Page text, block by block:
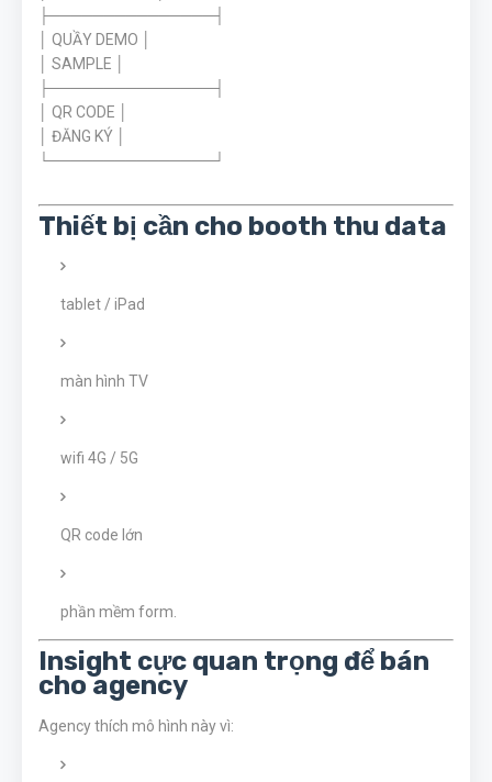
├───────────────┤
│ QUẦY DEMO │
│ SAMPLE │
├───────────────┤
│ QR CODE │
│ ĐĂNG KÝ │
└───────────────┘
Thiết bị cần cho booth thu data
tablet / iPad
màn hình TV
wifi 4G / 5G
QR code lớn
phần mềm form.
Insight cực quan trọng để bán
cho agency
Agency thích mô hình này vì: